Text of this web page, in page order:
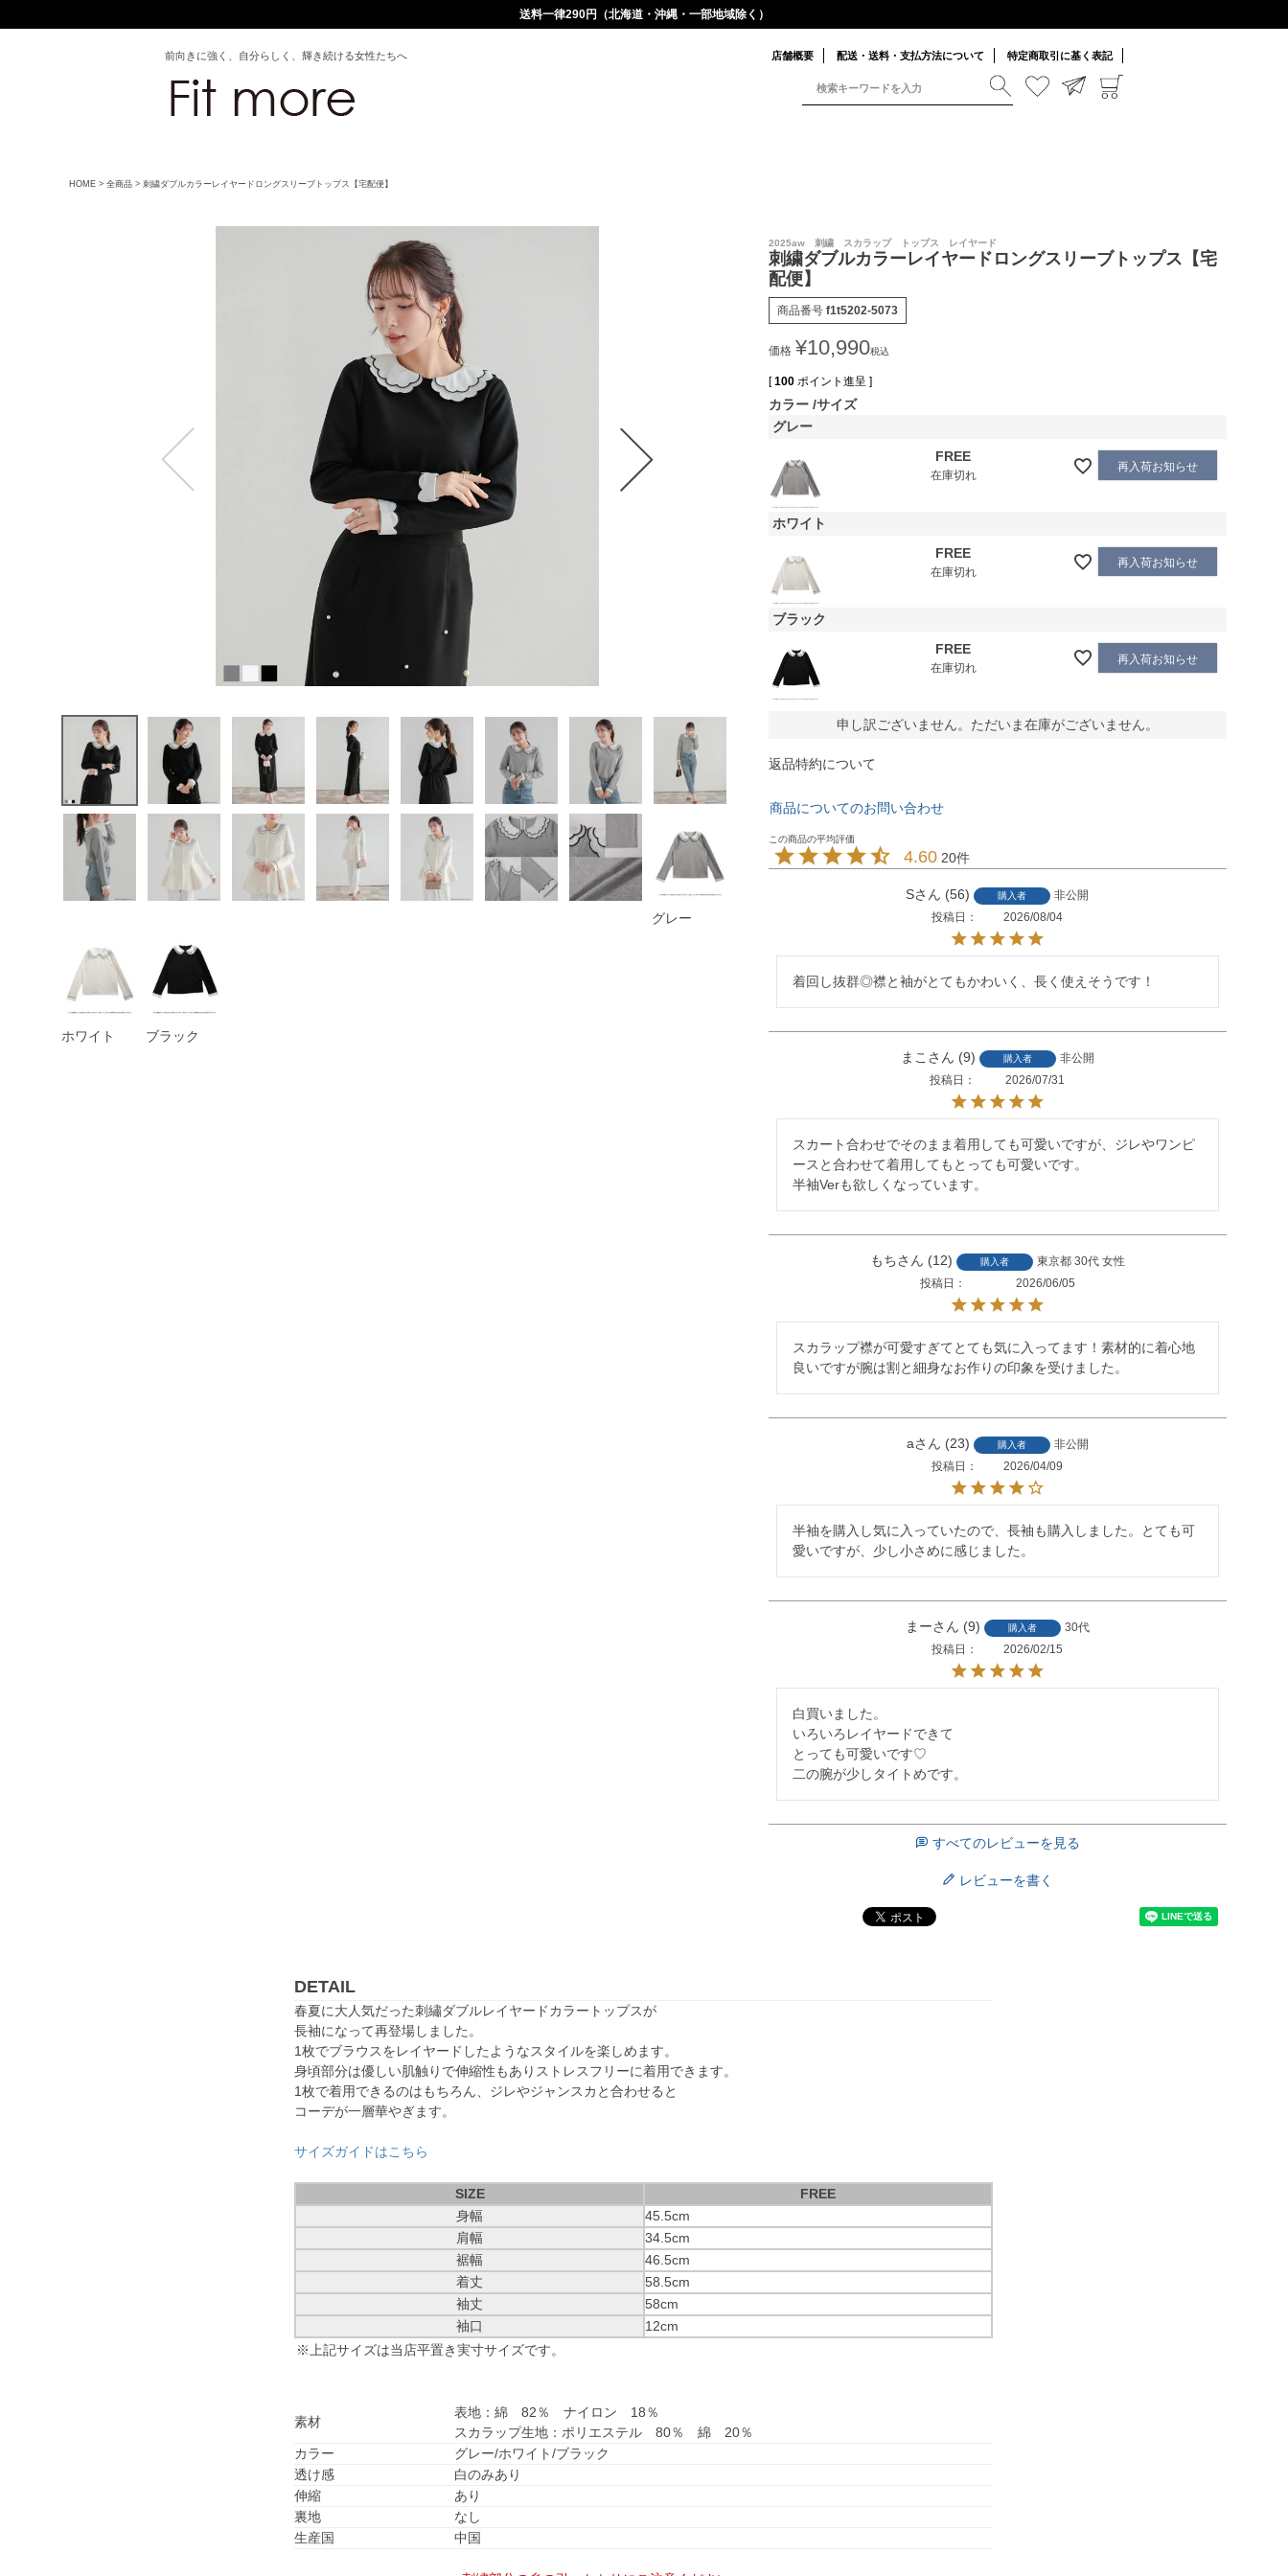
送料一律290円（北海道・沖縄・一部地域除く）
前向きに強く、自分らしく、輝き続ける女性たちへ 店舗概要 配送・送料・支払方法について 特定商取引に基く表記
HOME 全商品 刺繍ダブルカラーレイヤードロングスリーブトップス【宅配便】
グレー
ホワイト ブラック
2025aw 刺繍 スカラップ トップス レイヤード
刺繍ダブルカラーレイヤードロングスリーブトップス【宅
配便】
商品番号 f1t5202-5073
価格 ¥10,990税込
[ 100 ポイント進呈 ]
カラー サイズ
グレー
FREE
在庫切れ
再入荷お知らせ
ホワイト
FREE
在庫切れ
再入荷お知らせ
ブラック
FREE
在庫切れ
再入荷お知らせ
申し訳ございません。ただいま在庫がございません。
返品特約について
商品についてのお問い合わせ
4.60 20
S 56 購入者
非公開
投稿日
2026/08/04
着回し抜群◎襟と袖がとてもかわいく、長く使えそうです！
まこ 9 購入者
非公開
投稿日
2026/07/31
スカート合わせでそのまま着用しても可愛いですが、ジレやワンピ
ースと合わせて着用してもとっても可愛いです。
半袖Verも欲しくなっています。
もち 12 購入者 東京都 30代 女性
投稿日
2026/06/05
スカラップ襟が可愛すぎてとても気に入ってます！素材的に着心地
良いですが腕は割と細身なお作りの印象を受けました。
a 23 購入者
非公開
投稿日
2026/04/09
半袖を購入し気に入っていたので、長袖も購入しました。とても可
愛いですが、少し小さめに感じました。
まー 9 購入者
30代
投稿日
2026/02/15
白買いました。
いろいろレイヤードできて
とっても可愛いです♡
二の腕が少しタイトめです。
すべてのレビューを見る
レビューを書く
DETAIL
春夏に大人気だった刺繡ダブルレイヤードカラートップスが
長袖になって再登場しました。
1枚でブラウスをレイヤードしたようなスタイルを楽しめます。
身頃部分は優しい肌触りで伸縮性もありストレスフリーに着用できます。
1枚で着用できるのはもちろん、ジレやジャンスカと合わせると
コーデが一層華やぎます。
サイズガイドはこちら
SIZE
FREE
身幅
45.5cm
肩幅
34.5cm
裾幅
46.5cm
着丈
58.5cm
袖丈
58cm
袖口
12cm
※上記サイズは当店平置き実寸サイズです。
素材
表地：綿 82％ ナイロン 18％
スカラップ生地：ポリエステル 80％ 綿 20％
カラー
グレー/ホワイト/ブラック
透け感
白のみあり
伸縮
あり
裏地
なし
生産国
中国